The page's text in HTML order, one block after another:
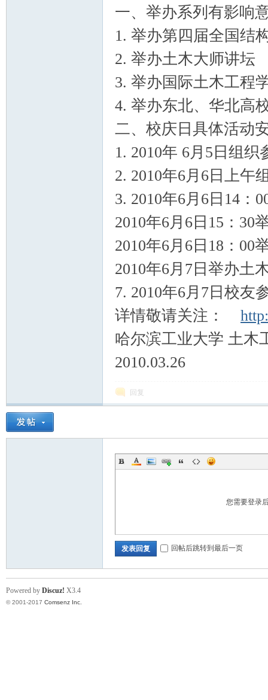
一、举办系列有影响
1. 举办第四届全国结
2. 举办土木大师讲坛
3. 举办国际土木工程
4. 举办东北、华北高
二、校庆日具体活动
1. 2010年 6月5日组
2. 2010年6月6日上午
3. 2010年6月6日14：
2010年6月6日15：30
2010年6月6日18：00
2010年6月7日举办土
7. 2010年6月7日校友
详情敬请关注：
哈尔滨工业大学 土木
2010.03.26
回复
您需要登录
发表回复 回帖后跳转到最后一页
Powered by Discuz! X3.4
© 2001-2017 Comsenz Inc.